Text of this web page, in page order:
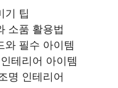
기 팁
소품 활용법
와 필수 아이템
테리어 아이템
명 인테리어